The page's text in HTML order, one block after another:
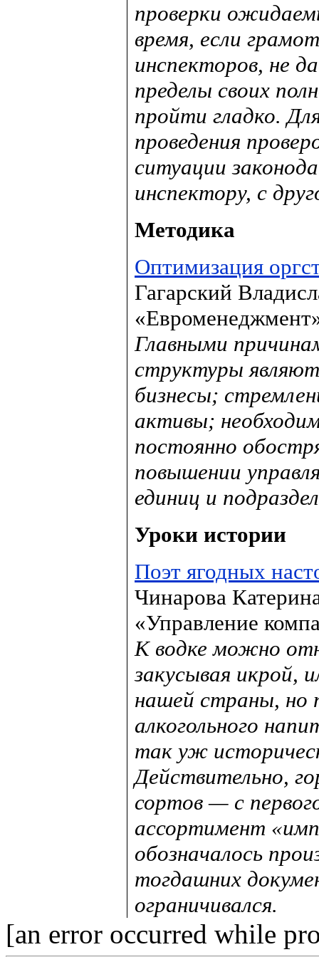
проверки
время, если
инспекторов, не
пределы своих
пройти гладко.
проведения
ситуации
инспектору, с
Методика
Оптимизация
Гагарский
Главными
структуры
бизнесы;
активы;
постоянно
повышении
единиц и
Уроки истории
Поэт ягодных
Чинарова
«Управление
К водке можно
закусывая икрой,
нашей страны, но
алкогольного
так уж
Действительно,
сортов — с
ассортимент
обозначалось
тогдашних
ограничивался.
[an error occurred while